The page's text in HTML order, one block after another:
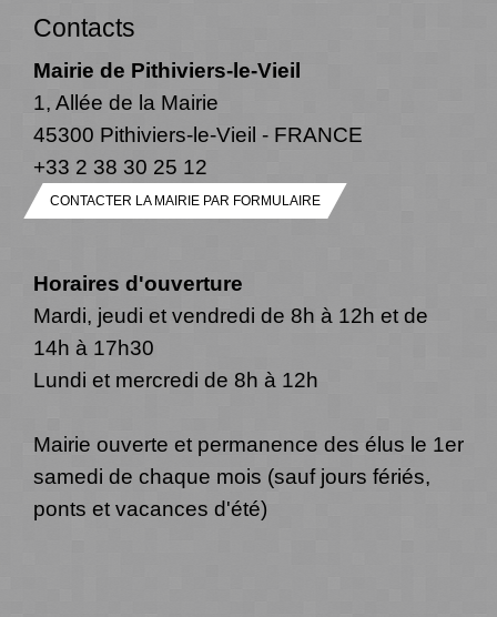
Contacts
Mairie de Pithiviers-le-Vieil
1, Allée de la Mairie
45300 Pithiviers-le-Vieil - FRANCE
+33 2 38 30 25 12
CONTACTER LA MAIRIE PAR FORMULAIRE
Horaires d'ouverture
Mardi, jeudi et vendredi de 8h à 12h et de
14h à 17h30
Lundi et mercredi de 8h à 12h
Mairie ouverte et permanence des élus le 1er
samedi de chaque mois (sauf jours fériés,
ponts et vacances d'été)